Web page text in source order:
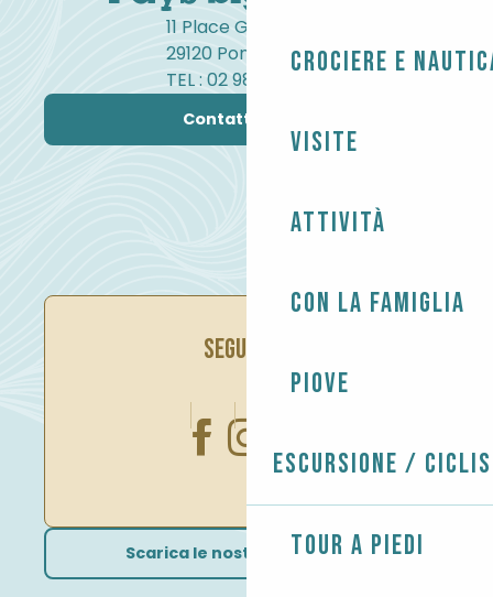
Crociere e
Visite
Attività
Con la famiglia
Piove
Escursione /
Tour a piedi
11 Place Gambetta
29120 Pont-l'Abbé
TEL : 02 98 82 37 99
Contattateci
SEGUITECI
Scarica le nostre brochure